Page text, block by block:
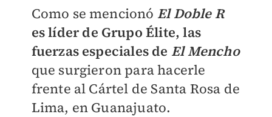
Como se mencionó El Doble R
es líder de Grupo Élite, las
fuerzas especiales de El Mencho
que surgieron para hacerle
frente al Cártel de Santa Rosa de
Lima, en Guanajuato.